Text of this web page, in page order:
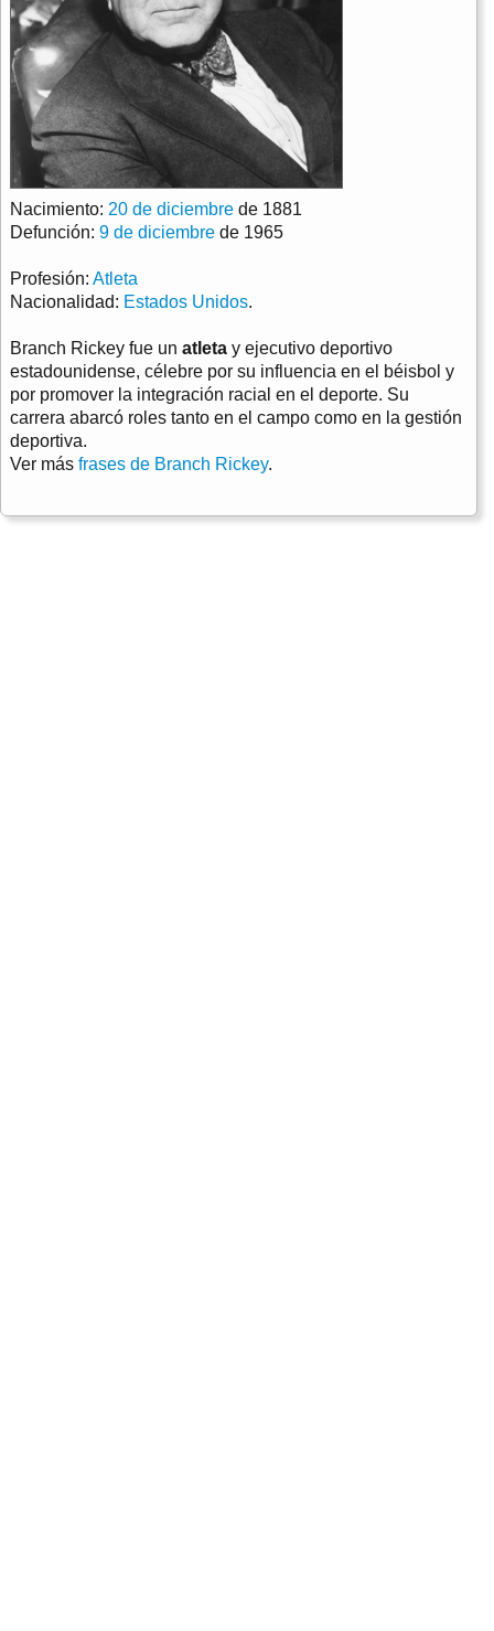
Nacimiento: 20 de diciembre de 1881
Defunción: 9 de diciembre de 1965
Profesión: Atleta
Nacionalidad: Estados Unidos.
Branch Rickey fue un atleta y ejecutivo deportivo
estadounidense, célebre por su influencia en el béisbol y
por promover la integración racial en el deporte. Su
carrera abarcó roles tanto en el campo como en la gestión
deportiva.
Ver más frases de Branch Rickey.